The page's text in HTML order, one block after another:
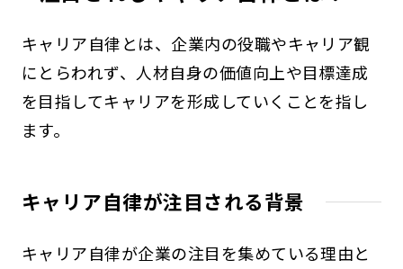
キャリア自律とは、企業内の役職やキャリア観
にとらわれず、人材自身の価値向上や目標達成
を目指してキャリアを形成していくことを指し
ます。
キャリア自律が注目される背景
キャリア自律が企業の注目を集めている理由と